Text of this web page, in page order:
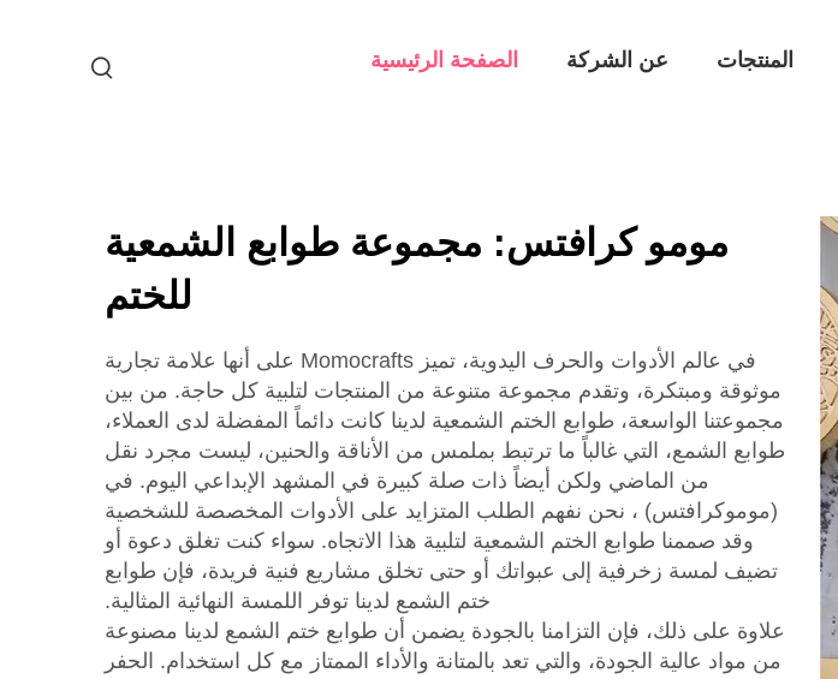
الصفحة الرئيسية عن الشركة المنتجات
مومو كرافتس: مجموعة طوابع الشمعية
للختم
في عالم الأدوات والحرف اليدوية، تميز Momocrafts على أنها علامة تجارية
موثوقة ومبتكرة، وتقدم مجموعة متنوعة من المنتجات لتلبية كل حاجة. من بين
مجموعتنا الواسعة، طوابع الختم الشمعية لدينا كانت دائماً المفضلة لدى العملاء،
طوابع الشمع، التي غالباً ما ترتبط بملمس من الأناقة والحنين، ليست مجرد نقل
من الماضي ولكن أيضاً ذات صلة كبيرة في المشهد الإبداعي اليوم. في
(موموكرافتس) ، نحن نفهم الطلب المتزايد على الأدوات المخصصة للشخصية
وقد صممنا طوابع الختم الشمعية لتلبية هذا الاتجاه. سواء كنت تغلق دعوة أو
تضيف لمسة زخرفية إلى عبواتك أو حتى تخلق مشاريع فنية فريدة، فإن طوابع
ختم الشمع لدينا توفر اللمسة النهائية المثالية.
علاوة على ذلك، فإن التزامنا بالجودة يضمن أن طوابع ختم الشمع لدينا مصنوعة
من مواد عالية الجودة، والتي تعد بالمتانة والأداء الممتاز مع كل استخدام. الحفر